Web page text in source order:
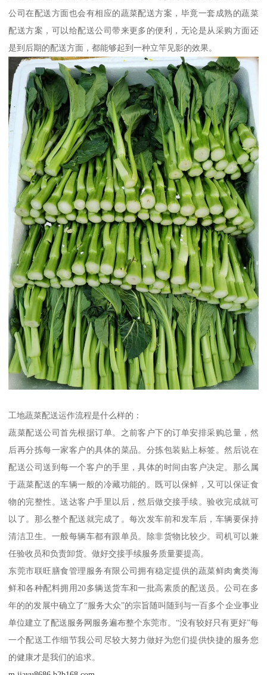
公司在配送方面也会有相应的蔬菜配送方案，毕竟一套成熟的蔬菜
配送方案，可以给配送公司带来更多的便利，无论是从采购方面还
是到后期的配送方面，都能够起到一种立竿见影的效果。
工地蔬菜配送运作流程是什么样的：
蔬菜配送公司首先根据订单。之前客户下的订单安排采购总量，然
后再分拣每一家客户的具体的菜品。分拣包装贴上标签。然后说在
配送公司送到每一个客户的手里，具体的时间由客户决定。那么属
于蔬菜配送的车辆一般的冷藏功能的。既可以保鲜，又可以保证食
物的完整性。送达客户手里以后，然后做交接手续。验收完成就可
以了。那么整个配送就完成了。每次发车前和发车后，车辆要保持
清洁卫生。一般每辆车都有跟单员。除非货物比较少。司机可以兼
任验收员和负责卸货。做好交接手续服务质量要提高。
东莞市联旺膳食管理服务有限公司拥有稳定提供的蔬菜鲜肉禽类海
鲜和各种配料拥用20多辆送货车和一批高素质的配送员。公司在多
年的的发展中确立了“服务大众”的宗旨随叫随到与一百多个企业事业
单位建立了配送服务网服务遍布整个东莞市。“没有较好只有更好”每
一个配送工作细节我公司尽较大努力做好为您们提供快捷的服务您
的健康才是我们的追求。